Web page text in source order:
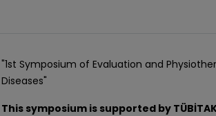
"1st Symposium of Evaluation and
Diseases"
This symposium is supported by